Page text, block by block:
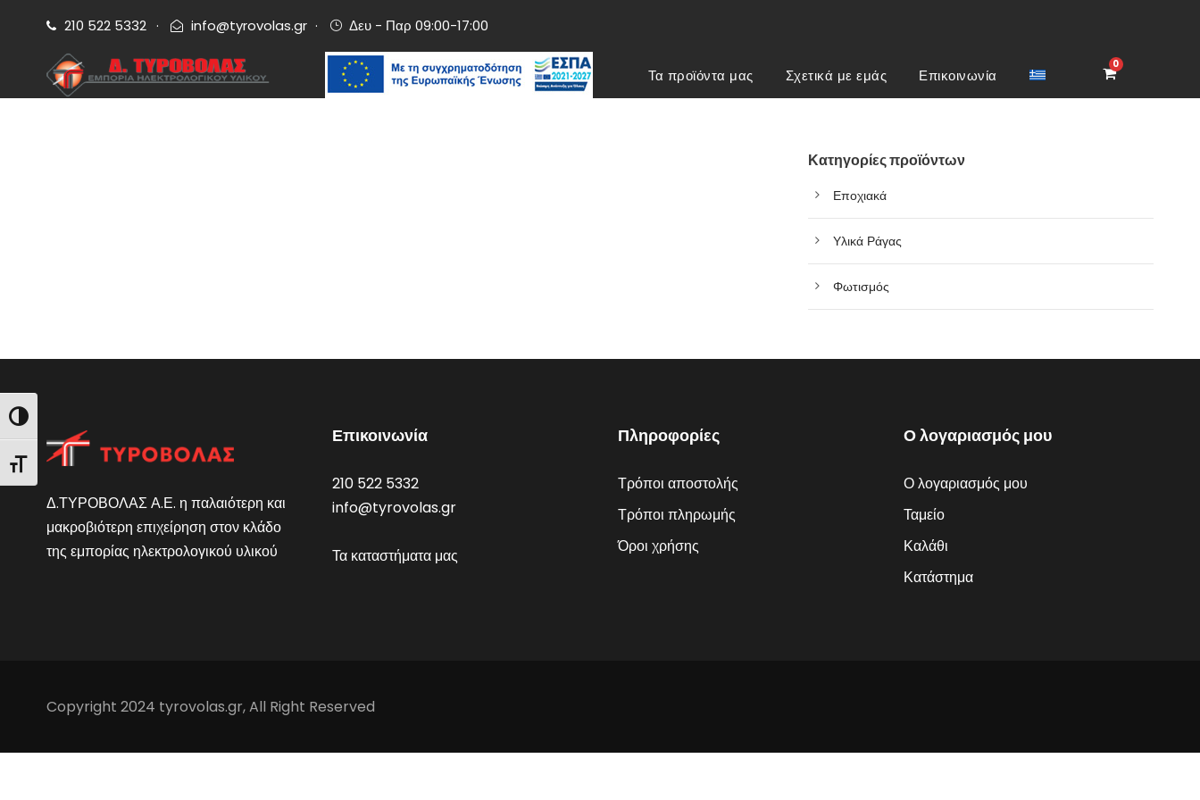
Εναλλαγή Υψηλής Αντίθεσης
Εναλλαγή Μεγέθους Γραμμάτων
210 522 5332 · info@tyrovolas.gr · Δευ - Παρ 09:00-17:00
Τα προϊόντα μας Σχετικά με εμάς Επικοινωνία
0
Κατηγορίες προϊόντων
Εποχιακά
Υλικά Ράγας
Φωτισμός
Δ.ΤΥΡΟΒΟΛΑΣ Α.Ε. η παλαιότερη και
μακροβιότερη επιχείρηση στον κλάδο
της εμπορίας ηλεκτρολογικού υλικού
Επικοινωνία
210 522 5332
info@tyrovolas.gr
Τα καταστήματα μας
Πληροφορίες
Τρόποι αποστολής
Τρόποι πληρωμής
Όροι χρήσης
Ο λογαριασμός μου
Ο λογαριασμός μου
Ταμείο
Καλάθι
Κατάστημα
Copyright 2024 tyrovolas.gr, All Right Reserved